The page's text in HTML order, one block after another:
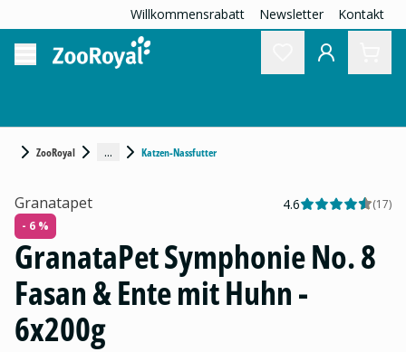
Willkommensrabatt Newsletter Kontakt
ZooRoyal ... Katzen-Nassfutter
Granatapet 4.6 (17)
- 6 %
GranataPet Symphonie No. 8
Fasan & Ente mit Huhn -
6x200g